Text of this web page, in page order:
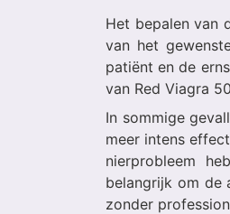
Het bepalen van
van het
patiënt en de
van Red Viagra
In sommige
meer intens
nierprobleem
belangrijk om de
zonder